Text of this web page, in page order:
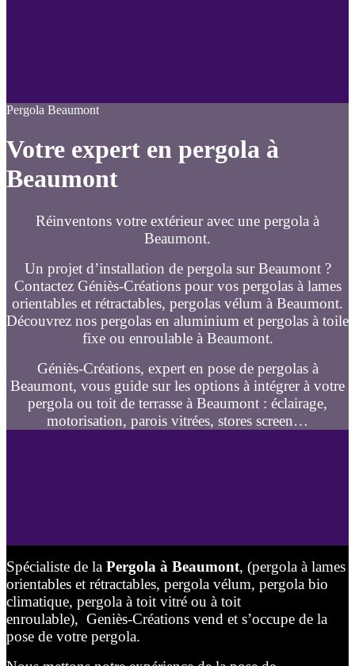
Pergola Beaumont
Votre expert en pergola à
Beaumont
Réinventons votre extérieur avec une pergola à
Beaumont.
Un projet d’installation de pergola sur Beaumont ?
Contactez Géniès-Créations pour vos pergolas à lames
orientables et rétractables, pergolas vélum à Beaumont.
Découvrez nos pergolas en aluminium et pergolas à toile
fixe ou enroulable à Beaumont.
Géniès-Créations, expert en pose de pergolas à
Beaumont, vous guide sur les options à intégrer à votre
pergola ou toit de terrasse à Beaumont : éclairage,
motorisation, parois vitrées, stores screen…
Spécialiste de la Pergola à Beaumont, (pergola à lames
orientables et rétractables, pergola vélum, pergola bio
climatique, pergola à toit vitré ou à toit
enroulable), Geniès-Créations vend et s’occupe de la
pose de votre pergola.